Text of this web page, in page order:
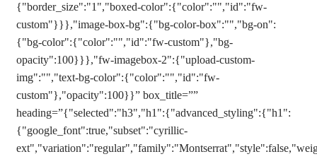
{"border_size":"1","boxed-color":{"color":"","id":"fw-
custom"}}},"image-box-bg":{"bg-color-box":"","bg-on":
{"bg-color":{"color":"","id":"fw-custom"},"bg-
opacity":100}}},"fw-imagebox-2":{"upload-custom-
img":"","text-bg-color":{"color":"","id":"fw-
custom"},"opacity":100}}” box_title=””
heading=”{"selected":"h3","h1":{"advanced_styling":{"h1":
{"google_font":true,"subset":"cyrillic-